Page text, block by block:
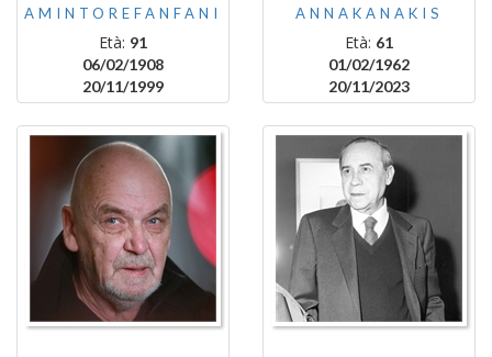
AMINTOREFANFANI
Età: 91
06/02/1908
20/11/1999
ANNAKANAKIS
Età: 61
01/02/1962
20/11/2023